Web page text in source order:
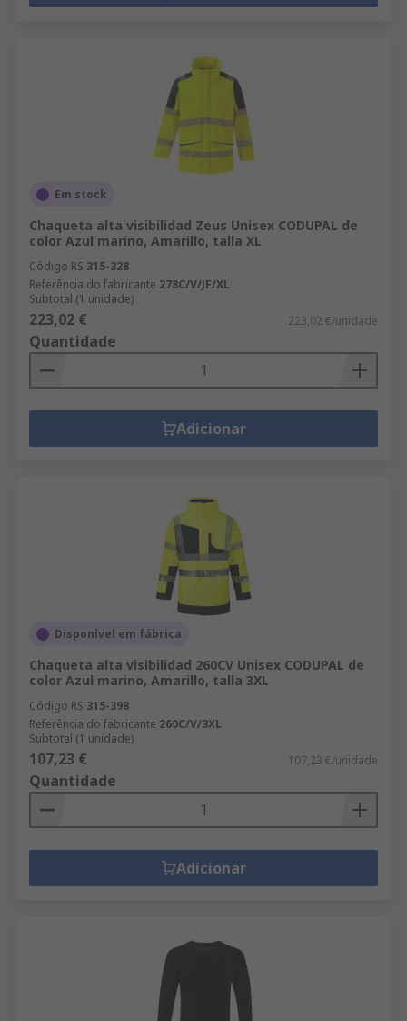
Em stock
Chaqueta alta visibilidad Zeus Unisex CODUPAL de
color Azul marino, Amarillo, talla XL
Código RS 315-328
Referência do fabricante 278C/V/JF/XL
Subtotal (1 unidade)
223,02 € 223,02 €/unidade
Quantidade
Adicionar
Disponível em fábrica
Chaqueta alta visibilidad 260CV Unisex CODUPAL de
color Azul marino, Amarillo, talla 3XL
Código RS 315-398
Referência do fabricante 260C/V/3XL
Subtotal (1 unidade)
107,23 € 107,23 €/unidade
Quantidade
Adicionar